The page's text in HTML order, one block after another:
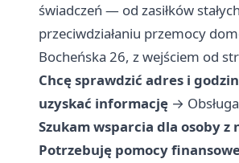
świadczeń — od zasiłków
przeciwdziałaniu przemocy
Bocheńska 26, z wejściem od
Chcę sprawdzić adres i
uzyskać informację →
Szukam wsparcia dla osoby z
Potrzebuję pomocy